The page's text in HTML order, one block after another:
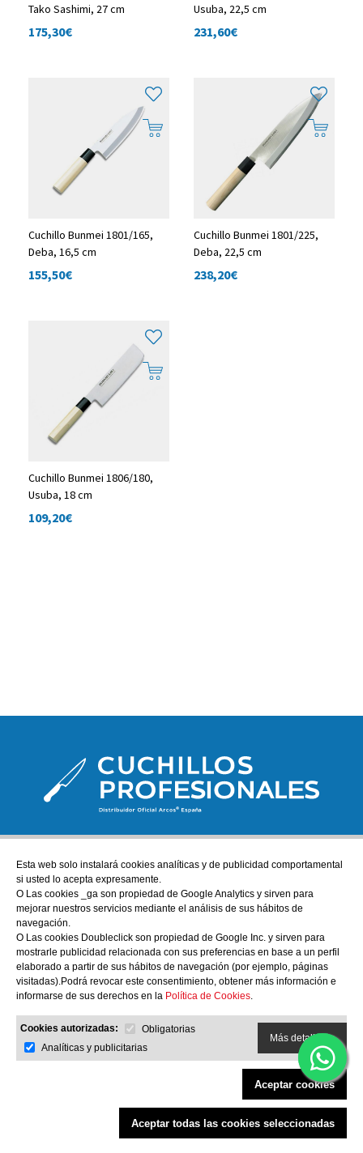
Filtrar productos
Tako Sashimi, 27 cm
175,30€
Usuba, 22,5 cm
231,60€
Cuchillo Bunmei 1801/165,
Deba, 16,5 cm
155,50€
Cuchillo Bunmei 1801/225,
Deba, 22,5 cm
238,20€
Cuchillo Bunmei 1806/180,
Usuba, 18 cm
109,20€
ATENCIÓN AL CLIENTE
tienda@cuchillos-profesionales.com
972555255
AYUDA
Nuestra tienda física
Sobre nosotros
INFORMACIÓN
Política de Privacidad y Aviso Legal
Condiciones Generales de Compra
Política de cookies
Esta web solo instalará cookies analíticas y de publicidad comportamental
si usted lo acepta expresamente.
O Las cookies _ga son propiedad de Google Analytics y sirven para
mejorar nuestros servicios mediante el análisis de sus hábitos de
navegación.
O Las cookies Doubleclick son propiedad de Google Inc. y sirven para
mostrarle publicidad relacionada con sus preferencias en base a un perfil
elaborado a partir de sus hábitos de navegación (por ejemplo, páginas
visitadas).Podrá revocar este consentimiento, obtener más información e
informarse de sus derechos en la Política de Cookies.
Cookies autorizadas:
Obligatorias
Analíticas y publicitarias
Más detalles
Aceptar cookies
Aceptar todas las cookies seleccionadas